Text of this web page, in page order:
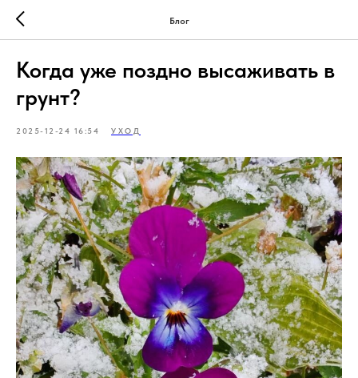
Блог
Когда уже поздно высаживать в
грунт?
2025-12-24 16:54 УХОД